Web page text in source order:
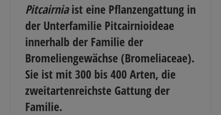
Pitcairniaist eine Pflanzengattung in
der Unterfamilie Pitcairnioideae
innerhalb der Familie der
Bromeliengewächse (Bromeliaceae).
Sie ist mit 300 bis 400 Arten, die
zweitartenreichste Gattung der
Familie.